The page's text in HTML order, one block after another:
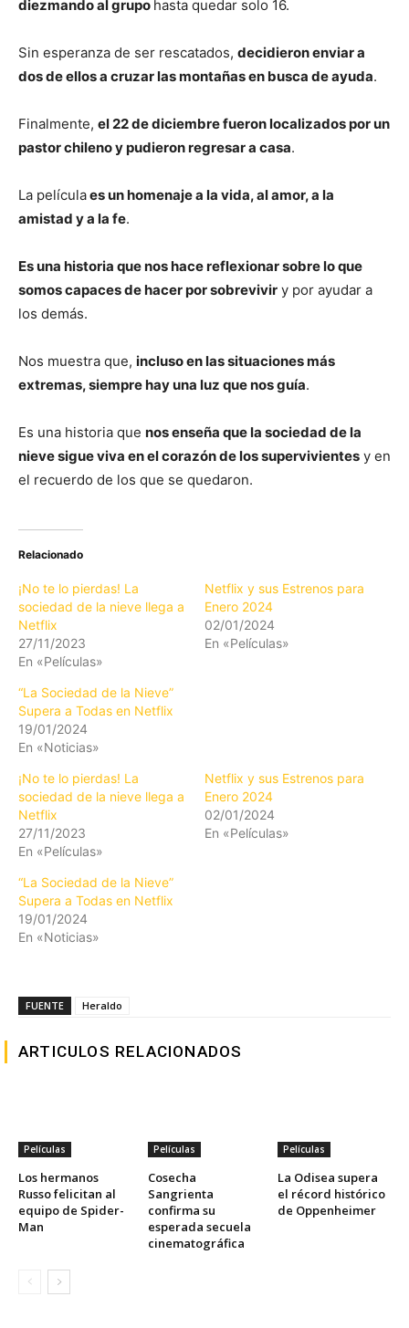
diezmando al grupo hasta quedar solo 16.
Sin esperanza de ser rescatados, decidieron enviar a
dos de ellos a cruzar las montañas en busca de ayuda.
Finalmente, el 22 de diciembre fueron localizados por un
pastor chileno y pudieron regresar a casa.
La películaes un homenaje a la vida, al amor, a la
amistad y a la fe.
Es una historia que nos hace reflexionar sobre lo que
somos capaces de hacer por sobrevivir y por ayudar a
los demás.
Nos muestra que, incluso en las situaciones más
extremas, siempre hay una luz que nos guía.
Es una historia que nos enseña que la sociedad de la
nieve sigue viva en el corazón de los supervivientes y en
el recuerdo de los que se quedaron.
Relacionado
¡No te lo pierdas! La
sociedad de la nieve llega a
Netflix
27/11/2023
En «Películas»
Netflix y sus Estrenos para
Enero 2024
02/01/2024
En «Películas»
“La Sociedad de la Nieve”
Supera a Todas en Netflix
19/01/2024
En «Noticias»
¡No te lo pierdas! La
sociedad de la nieve llega a
Netflix
27/11/2023
En «Películas»
Netflix y sus Estrenos para
Enero 2024
02/01/2024
En «Películas»
“La Sociedad de la Nieve”
Supera a Todas en Netflix
19/01/2024
En «Noticias»
FUENTE Heraldo
ARTICULOS RELACIONADOS
Películas
Los hermanos
Russo felicitan al
equipo de Spider-
Man
Películas
Cosecha
Sangrienta
confirma su
esperada secuela
cinematográfica
Películas
La Odisea supera
el récord histórico
de Oppenheimer